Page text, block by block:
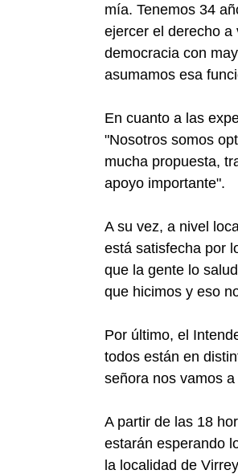
mía. Tenemos 34
ejercer el derecho a
democracia con
asumamos esa
En cuanto a las
"Nosotros somos
mucha propuesta,
apoyo importante".
A su vez, a nivel
está satisfecha por
que la gente lo
que hicimos y eso
Por último, el
todos están en
señora nos vamos
A partir de las 18
estarán esperando
la localidad de